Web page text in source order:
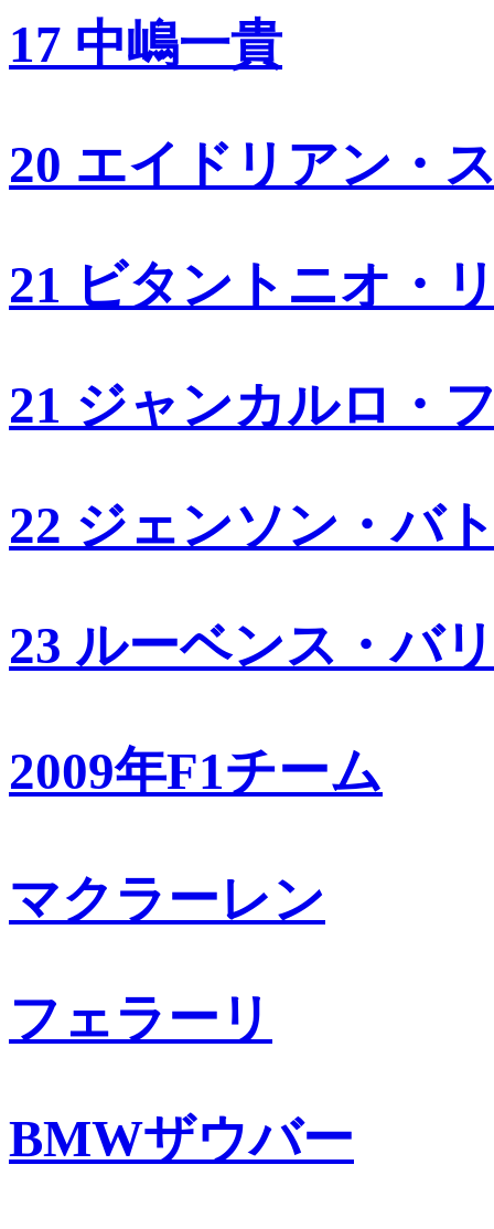
17 中嶋一貴
20 エイドリアン・
21 ビタントニオ・
21 ジャンカルロ・
22 ジェンソン・バ
23 ルーベンス・バ
2009年F1チーム
マクラーレン
フェラーリ
BMWザウバー